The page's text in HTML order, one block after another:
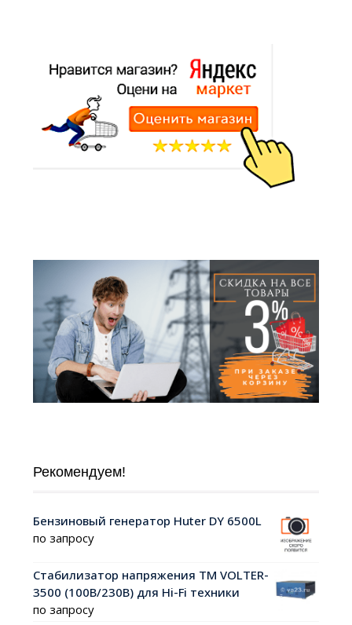
Рекомендуем!
Бензиновый генератор Huter DY 6500L
по запросу
Стабилизатор напряжения ТМ VOLTER-
3500 (100В/230В) для Hi-Fi техники
по запросу